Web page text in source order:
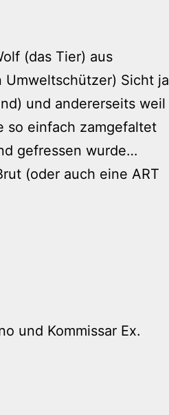
(das Tier) aus
Sicht ja
und andererseits weil
so einfach zamgefaltet
gefressen wurde…
(oder auch eine ART
und Kommissar Ex.